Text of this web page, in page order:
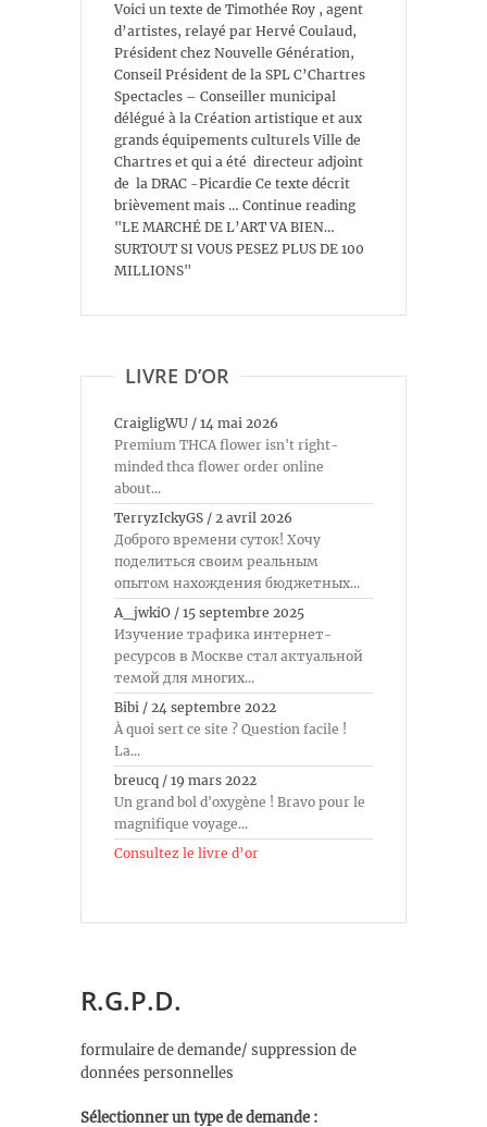
Voici un texte de Timothée Roy , agent
d’artistes, relayé par Hervé Coulaud,
Président chez Nouvelle Génération,
Conseil Président de la SPL C’Chartres
Spectacles – Conseiller municipal
délégué à la Création artistique et aux
grands équipements culturels Ville de
Chartres et qui a été directeur adjoint
de la DRAC -Picardie Ce texte décrit
brièvement mais … Continue reading
"LE MARCHÉ DE L’ART VA BIEN…
SURTOUT SI VOUS PESEZ PLUS DE 100
MILLIONS"
LIVRE D’OR
CraigligWU / 14 mai 2026
Premium THCA flower isn't right-
minded thca flower order online
about...
TerryzIckyGS / 2 avril 2026
Доброго времени суток! Хочу
поделиться своим реальным
опытом нахождения бюджетных...
A_jwkiO / 15 septembre 2025
Изучение трафика интернет-
ресурсов в Москве стал актуальной
темой для многих...
Bibi / 24 septembre 2022
À quoi sert ce site ? Question facile !
La...
breucq / 19 mars 2022
Un grand bol d'oxygène ! Bravo pour le
magnifique voyage...
Consultez le livre d’or
R.G.P.D.
formulaire de demande/ suppression de
données personnelles
Sélectionner un type de demande :